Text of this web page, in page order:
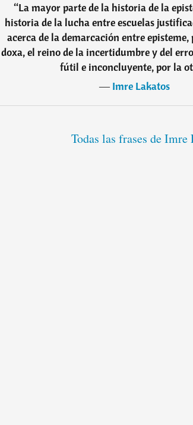
“La mayor parte de la historia de la
historia de la lucha entre escuelas
acerca de la demarcación entre
doxa, el reino de la incertidumbre y del
fútil e inconcluyente, por la
―Imre Lakatos
Todas las frases de Imre